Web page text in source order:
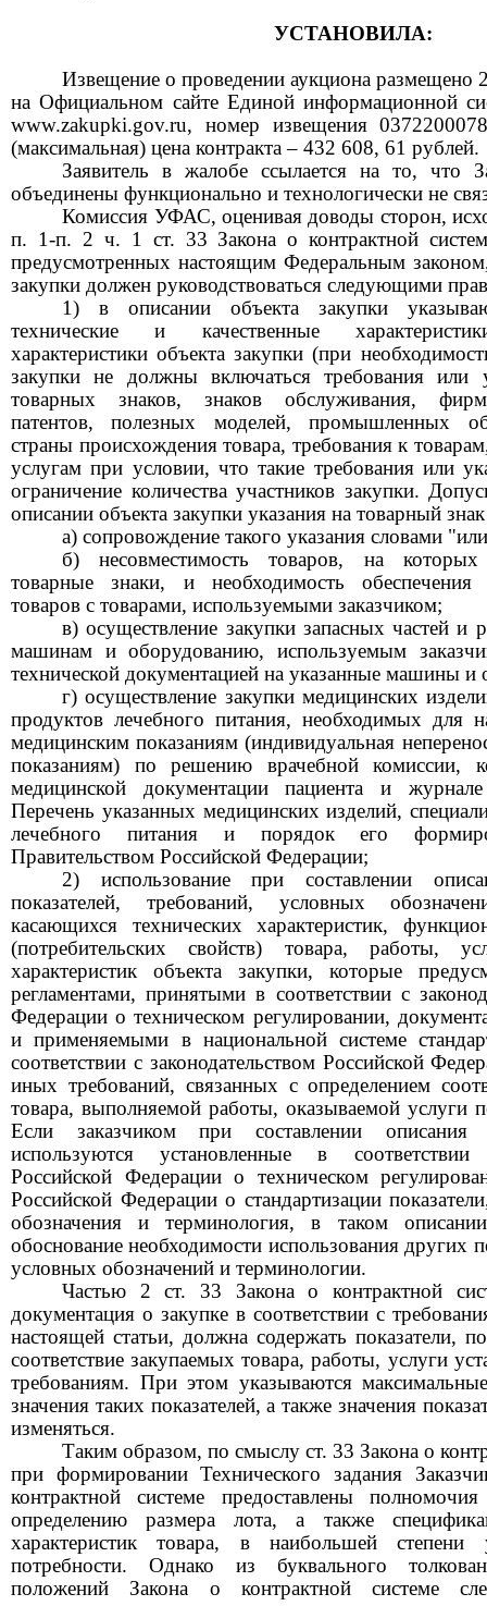
УСТАНОВИЛА:
Извещение о проведенииаукциона размещено
на Официальном сайте Единой информационной
www.zakupki.gov.ru, номер извещения
(максимальная) цена контракта – 432 608, 61 рублей.
Заявитель в жалобе ссылается на то, что З
объединены функционально и технологически не
Комиссия УФАС, оценивая доводы сторон,
п. 1-п. 2 ч. 1 ст. 33 Закона о контрактной
предусмотренных настоящим Федеральным
закупки должен руководствоваться следующими
1) в описании объекта закупки
технические и качественные
характеристики объекта закупки (при
закупки не должны включаться требования или
товарных знаков, знаков обслуживания,
патентов, полезных моделей, промышленных
страны происхождения товара, требования к
услугам при условии, что такие требования или
ограничение количества участников закупки.
описании объекта закупки указания на товарный
а) сопровождение такого указания словами
б) несовместимость товаров, на
товарные знаки, и необходимость обеспечения
товаров с товарами, используемыми заказчиком;
в) осуществление закупки запасных частей и
машинам и оборудованию, используемым
технической документацией на указанные машины и
г) осуществление закупки медицинских
продуктов лечебного питания, необходимых для
медицинским показаниям (индивидуальная
показаниям) по решению врачебной комиссии,
медицинской документации пациента и
Перечень указанных медицинских изделий,
лечебного питания и порядок его
Правительством Российской Федерации;
2) использование при составлении
показателей, требований, условных
касающихся технических характеристик,
(потребительских свойств) товара, работы,
характеристик объекта закупки, которые
регламентами, принятыми в соответствии с
Федерации о техническом регулировании,
и применяемыми в национальной системе
соответствии с законодательством Российской
иных требований, связанных с определением
товара, выполняемой работы, оказываемой услуги
Если заказчиком при составлении
используются установленные в соответствии
Российской Федерации о техническом
Российской Федерации о стандартизации
обозначения и терминология, в таком
обоснование необходимости использования других
условных обозначений и терминологии.
Частью 2 ст. 33 Закона о контрактной
документация о закупке в соответствии с
настоящей статьи, должна содержать показатели,
соответствие закупаемых товара, работы, услуги
требованиям. При этом указываются
значения таких показателей, а также значения
изменяться.
Таким образом, по смыслу ст. 33 Закона о
при формировании Технического задания
контрактной системе предоставлены
определению размера лота, а также
характеристик товара, в наибольшей степени
потребности. Однако из буквального
положений Закона о контрактной системе